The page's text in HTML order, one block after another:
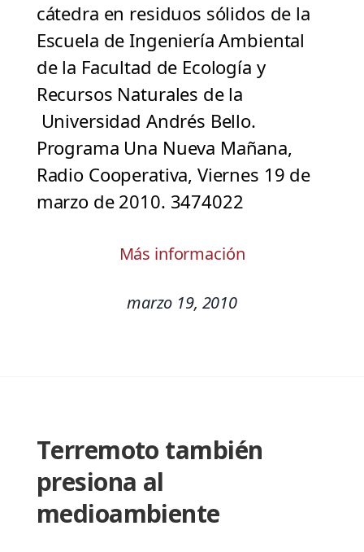
cátedra en residuos sólidos de la
Escuela de Ingeniería Ambiental
de la Facultad de Ecología y
Recursos Naturales de la
Universidad Andrés Bello.
Programa Una Nueva Mañana,
Radio Cooperativa, Viernes 19 de
marzo de 2010. 3474022
Más información
marzo 19, 2010
Terremoto también
presiona al
medioambiente